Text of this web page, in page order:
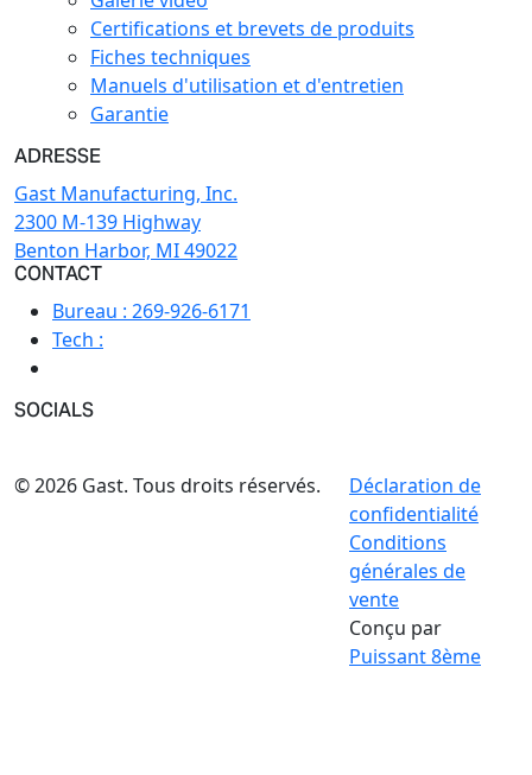
Certifications et brevets de produits
Fiches techniques
Manuels d'utilisation et d'entretien
Garantie
ADRESSE
Gast Manufacturing, Inc.
2300 M-139 Highway
Benton Harbor, MI 49022
CONTACT
Bureau : 269-926-6171
Tech :
SOCIALS
© 2026 Gast. Tous droits réservés.
Déclaration de
confidentialité
Conditions
générales de
vente
Conçu par
Puissant 8ème